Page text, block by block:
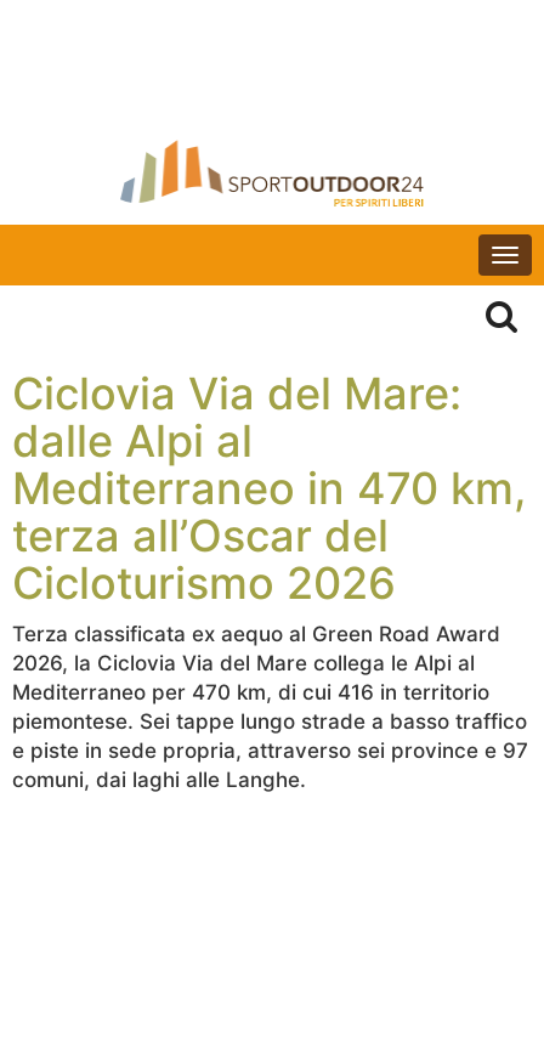
Ciclovia Via del Mare:
dalle Alpi al
Mediterraneo in 470 km,
terza all’Oscar del
Cicloturismo 2026
Terza classificata ex aequo al Green Road Award
2026, la Ciclovia Via del Mare collega le Alpi al
Mediterraneo per 470 km, di cui 416 in territorio
piemontese. Sei tappe lungo strade a basso traffico
e piste in sede propria, attraverso sei province e 97
comuni, dai laghi alle Langhe.